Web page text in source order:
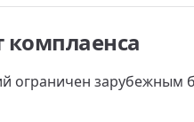
комплаенса
ограничен зарубежным